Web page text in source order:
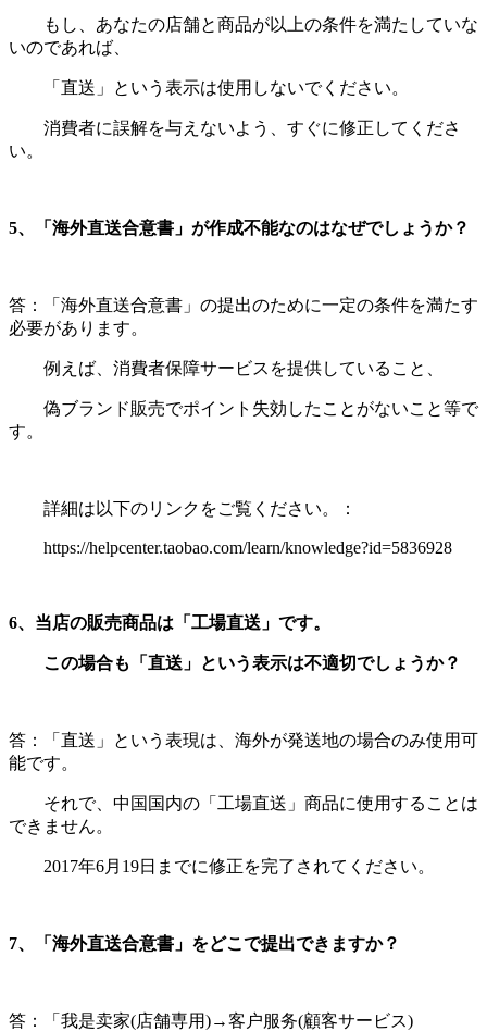
もし、あなたの店舗と商品が以上の条件を満たしていな
いのであれば、
「直送」という表示は使用しないでください。
消費者に誤解を与えないよう、すぐに修正してくださ
い。
5、「海外直送合意書」が作成不能なのはなぜでしょうか？
答：「海外直送合意書」の提出のために一定の条件を満たす
必要があります。
例えば、消費者保障サービスを提供していること、
偽ブランド販売でポイント失効したことがないこと等で
す。
詳細は以下のリンクをご覧ください。：
https://helpcenter.taobao.com/learn/knowledge?id=5836928
6、当店の販売商品は「工場直送」です。
この場合も「直送」という表示は不適切でしょうか？
答：「直送」という表現は、海外が発送地の場合のみ使用可
能です。
それで、中国国内の「工場直送」商品に使用することは
できません。
2017年6月 19日までに修正を完了されてください。
7、「海外直送合意書」をどこで提出できますか？
答：「我是卖家(店舗専用)→客户服务(顧客サービス)